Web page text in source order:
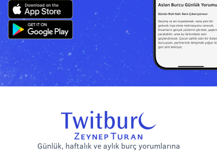
Günlük, haftalık ve aylık burç yorumlarına